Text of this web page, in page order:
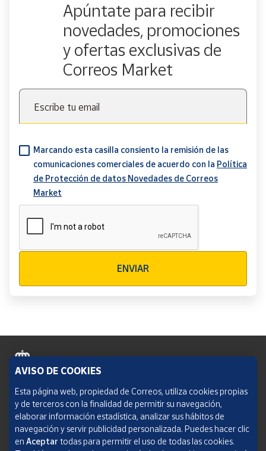
Apúntate para recibir
novedades, promociones
y ofertas exclusivas de
Correos Market
Escribe tu email
Marcando esta casilla consiento la remisión de las
comunicaciones comerciales de acuerdo con la Política
de Protección de datos Novedades de Correos
Market
ENVIAR
Política de cookies
Aviso legal
Condiciones del servicio
AVISO DE COOKIES
Esta página web, propiedad de Correos, utiliza cookies propias
y de terceros con la finalidad de permitir su navegación,
elaborar información estadística, analizar sus hábitos de
navegación y servir publicidad personalizada. Puedes hacer clic
en Aceptar todas para permitir el uso de todas las cookies.